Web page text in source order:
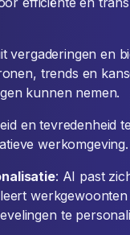
vergaderingen en
trends en
kunnen nemen.
en tevredenheid
werkomgeving.
: AI past
werkgewoonten
te